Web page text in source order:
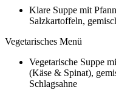
Klare Suppe mit
Salzkartoffeln,
Vegetarisches Menü
Vegetarische Suppe
(Käse & Spinat),
Schlagsahne